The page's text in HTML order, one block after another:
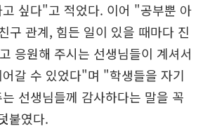
싶다"고 적었다. 이어 "공부뿐 아
구 관계, 힘든 일이 있을 때마다 진
응원해 주시는 선생님들이 계셔서
갈 수 있었다"며 "학생들을 자기
선생님들께 감사하다는 말을 꼭
붙였다.